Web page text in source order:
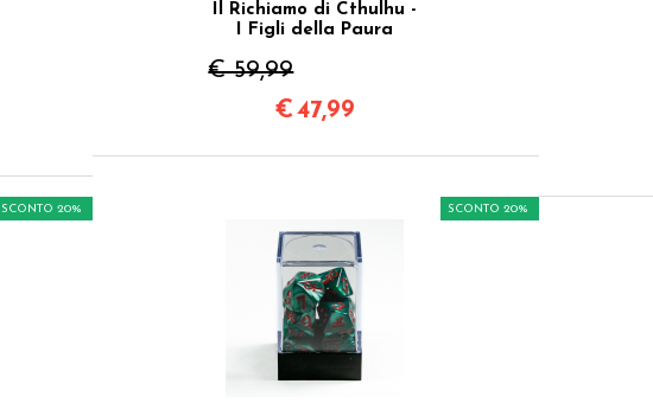
Il Richiamo di Cthulhu -
I Figli della Paura
€ 59,99
€ 47,99
SCONTO 20% SCONTO 20%